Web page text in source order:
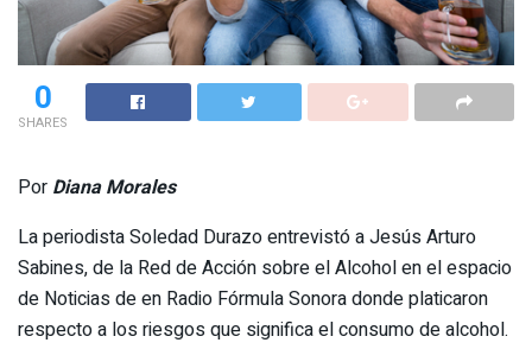
0
SHARES
Por Diana Morales
La periodista Soledad Durazo entrevistó a Jesús Arturo
Sabines, de la Red de Acción sobre el Alcohol en el espacio
de Noticias de en Radio Fórmula Sonora donde platicaron
respecto a los riesgos que significa el consumo de alcohol.